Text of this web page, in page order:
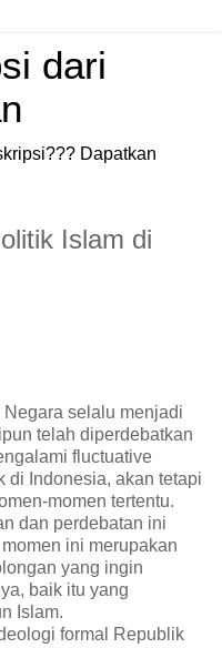
dari
Dapatkan
Islam di
selalu menjadi
telah diperdebatkan
fluctuative
di Indonesia, akan tetapi
momen tertentu.
dan perdebatan ini
ini merupakan
yang ingin
baik itu yang
Islam.
formal Republik